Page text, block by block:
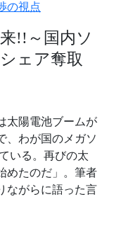
の視点
!!～国内ソ
ェア奪取
太陽電池ブームが
、わが国のメガソ
いる。再びの太
めたのだ」。筆者
ながらに語った言